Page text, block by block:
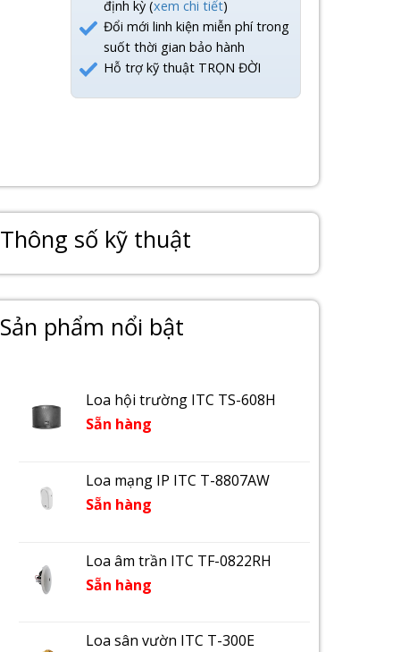
định kỳ (xem chi tiết)
Đổi mới linh kiện miễn phí trong
suốt thời gian bảo hành
Hỗ trợ kỹ thuật TRỌN ĐỜI
Thông số kỹ thuật
Sản phẩm nổi bật
Loa hội trường ITC TS-608H
Sẵn hàng
Loa mạng IP ITC T-8807AW
Sẵn hàng
Loa âm trần ITC TF-0822RH
Sẵn hàng
Loa sân vườn ITC T-300E